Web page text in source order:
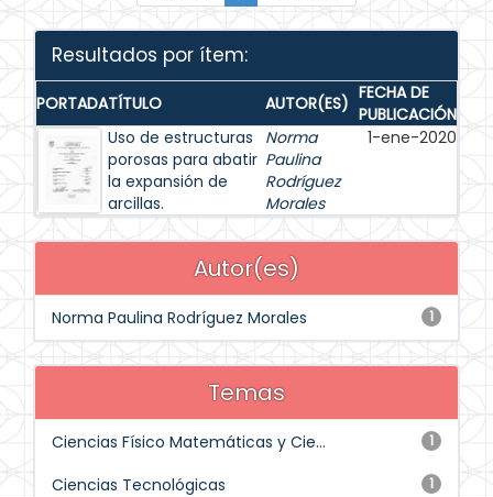
Resultados por ítem:
PORTADATÍTULO AUTOR(ES) FECHA DE
PUBLICACIÓN
Uso de estructuras
porosas para abatir
la expansión de
arcillas.
Norma
Paulina
Rodríguez
Morales
1-ene-2020
Autor(es)
1
Norma Paulina Rodríguez Morales
Temas
1
Ciencias Físico Matemáticas y Cie...
1
Ciencias Tecnológicas